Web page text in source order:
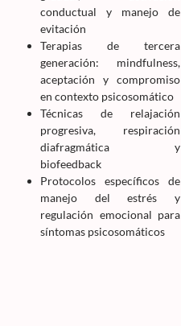
conductual y manejo de
evitación
Terapias de tercera
generación: mindfulness,
aceptación y compromiso
en contexto psicosomático
Técnicas de relajación
progresiva, respiración
diafragmática y
biofeedback
Protocolos específicos de
manejo del estrés y
regulación emocional para
síntomas psicosomáticos